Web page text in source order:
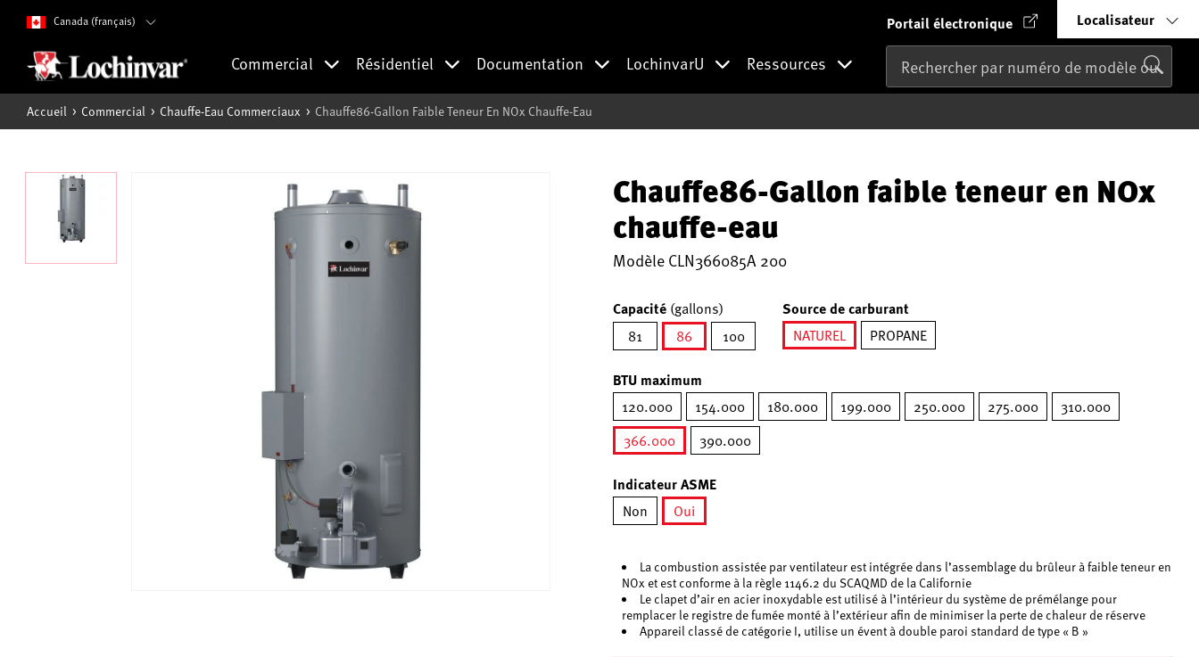
Canada (français) Portail électronique Localisateur
Commercial Résidentiel Documentation LochinvarU Ressources
Accueil Commercial Chauffe-Eau Commerciaux Chauffe86-Gallon Faible Teneur En NOx Chauffe-Eau
Chauffe86-Gallon faible teneur en NOx
chauffe-eau
ModèleCLN366085A 200
Capacité (gallons)
81
86
100
Source de carburant
NATUREL
PROPANE
BTU maximum
120.000 154.000 180.000 199.000 250.000 275.000
310.000
366.000
390.000
Indicateur ASME
Non
Oui
La combustion assistée par ventilateur est intégrée dans l’assemblage du brûleur à faible teneur en
NOx et est conforme à la règle 1146.2 du SCAQMD de la Californie
Le clapet d’air en acier inoxydable est utilisé à l’intérieur du système de prémélange pour
remplacer le registre de fumée monté à l’extérieur afin de minimiser la perte de chaleur de réserve
Appareil classé de catégorie I, utilise un évent à double paroi standard de type « B »